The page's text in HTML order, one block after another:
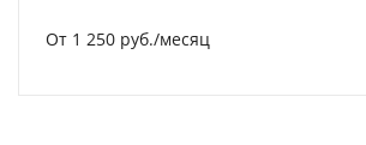
От 1 250 руб./месяц